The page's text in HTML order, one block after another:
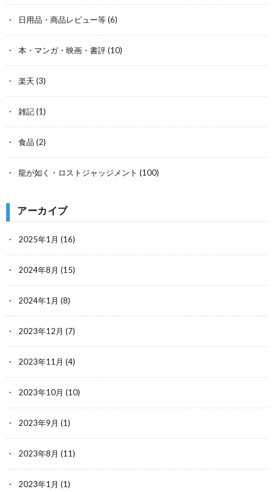
日用品・商品レビュー等(6)
本・マンガ・映画・書評(10)
楽天 (3)
雑記(1)
食品 (2)
龍が如く・ロストジャッジメント (100)
アーカイブ
2025年1月 (16)
2024年8月 (15)
2024年1月 (8)
2023年12月 (7)
2023年11月 (4)
2023年10月 (10)
2023年9月 (1)
2023年8月 (11)
2023年1月 (1)